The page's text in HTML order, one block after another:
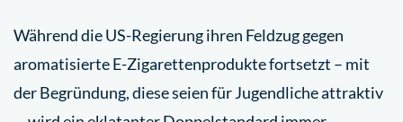
Während die US-Regierung ihren Feldzug gegen
aromatisierte E-Zigarettenprodukte fortsetzt – mit
der Begründung, diese seien für Jugendliche attraktiv